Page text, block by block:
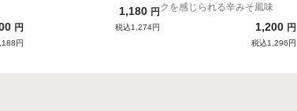
円
円
1,180 円
税込1,274円
シュー5枚)
クを感じられる辛みそ風味
1,200 円
税込1,296円